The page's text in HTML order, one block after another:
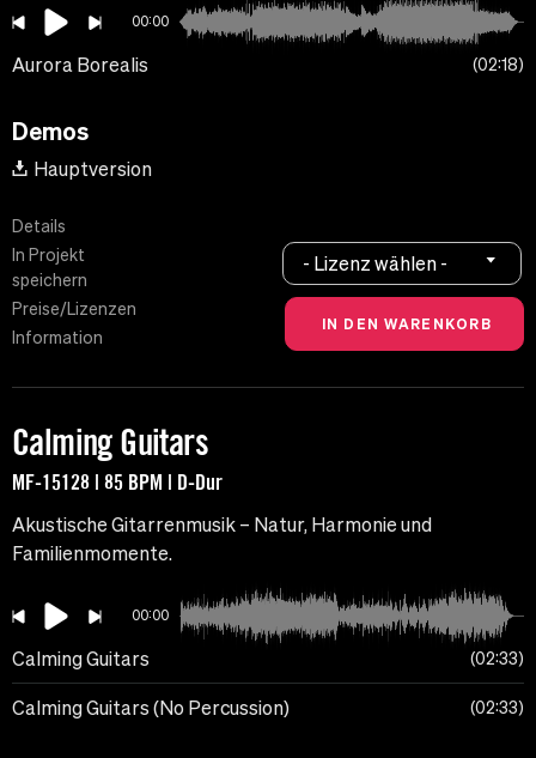
00:00
Aurora Borealis 02:18
Demos
Hauptversion
Details
In Projekt
speichern
Preise/Lizenzen
Information
- Lizenz wählen -
Calming Guitars
MF-15128 | 85 BPM | D-Dur
Akustische Gitarrenmusik – Natur, Harmonie und
Familienmomente.
00:00
Calming Guitars 02:33
Calming Guitars (No Percussion) 02:33